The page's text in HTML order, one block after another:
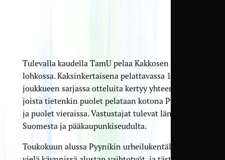
Tulevalla kaudella TamU pelaa Kakkosen B-
lohkossa. Kaksinkertaisena pelattavassa 12
joukkueen sarjassa otteluita kertyy yhteensä 22,
joista tietenkin puolet pelataan kotona Pyynikillä
ja puolet vieraissa. Vastustajat tulevat läntisestä
Suomesta ja pääkaupunkiseudulta.
Toukokuun alussa Pyynikin urheilukentällä on